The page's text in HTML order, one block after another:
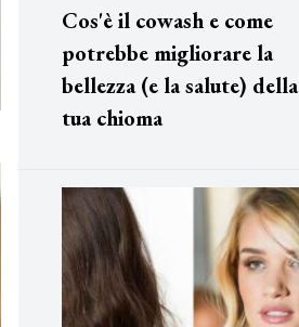
Cos'è il cowash e come
potrebbe migliorare la
bellezza (e la salute) della
tua chioma